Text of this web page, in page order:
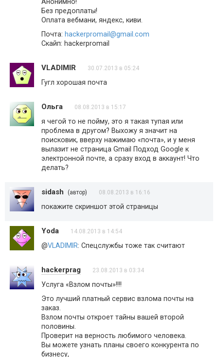
Без предоплаты!
Оплата вебмани, яндекс, киви.
Почта: hackerpromail@gmail.com
Скайп: hackerpromail
VLADIMIR 30.07.2013 в 05:24
Гугл хорошая почта
Ольга 08.08.2013 в 15:17
я чегой то не пойму, это я такая тупая или
проблема в другом? Выхожу я значит на
поисковик, вверху нажимаю «почта», и у меня
вылазит не страница Gmail Подход Google к
электронной почте, а сразу вход в аккаунт! Что
делать?
sidash (автор) 08.08.2013 в 16:16
покажите скриншот этой страницы
Yoda 14.08.2013 в 14:54
@VLADIMIR: Спецслужбы тоже так считают
hackerprag 23.08.2013 в 03:34
Услуга «Взлом почты»!!!!
Это лучший платный сервис взлома почты на
заказ.
Взлом почты откроет тайны вашей второй
половины.
Проверит на верность любимого человека.
Вы можете узнать планы своего конкурента по
бизнесу,